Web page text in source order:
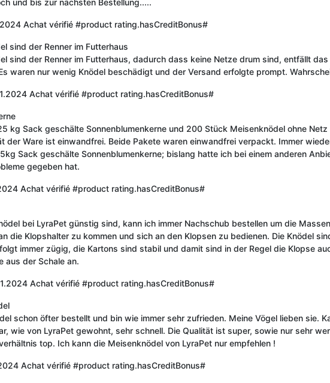
Achat vérifié #product rating.hasCreditBonus#
sind der Renner im Futterhaus
sind der Renner im Futterhaus, dadurch dass keine Netze drum sind, entfällt
waren nur wenig Knödel beschädigt und der Versand erfolgte prompt.
Achat vérifié #product rating.hasCreditBonus#
kg Sack geschälte Sonnenblumenkerne und 200 Stück Meisenknödel ohne
der Ware ist einwandfrei. Beide Pakete waren einwandfrei verpackt. Immer
Sack geschälte Sonnenblumenkerne; bislang hatte ich bei einem anderen
gegeben hat.
Achat vérifié #product rating.hasCreditBonus#
bei LyraPet günstig sind, kann ich immer Nachschub bestellen um die
die Klopshalter zu kommen und sich an den Klopsen zu bedienen. Die Knödel
immer zügig, die Kartons sind stabil und damit sind in der Regel die Klopse
aus der Schale an.
Achat vérifié #product rating.hasCreditBonus#
schon öfter bestellt und bin wie immer sehr zufrieden. Meine Vögel lieben sie.
wie von LyraPet gewohnt, sehr schnell. Die Qualität ist super, sowie nur sehr
top. Ich kann die Meisenknödel von LyraPet nur empfehlen !
Achat vérifié #product rating.hasCreditBonus#